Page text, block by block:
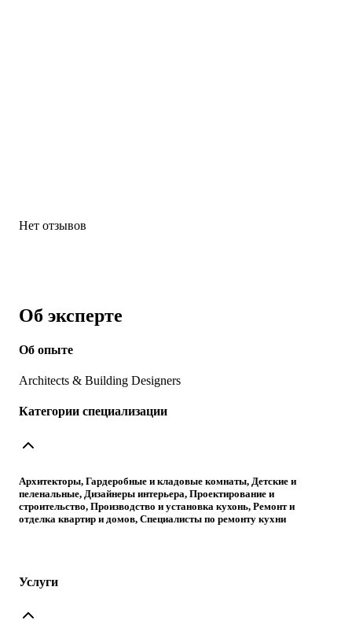
Нет отзывов
Об эксперте
Об опыте
Architects & Building Designers
Категории специализации
Архитекторы, Гардеробные и кладовые комнаты, Детские и
пеленальные, Дизайнеры интерьера, Проектирование и
строительство, Производство и установка кухонь, Ремонт и
отделка квартир и домов, Специалисты по ремонту кухни
Услуги